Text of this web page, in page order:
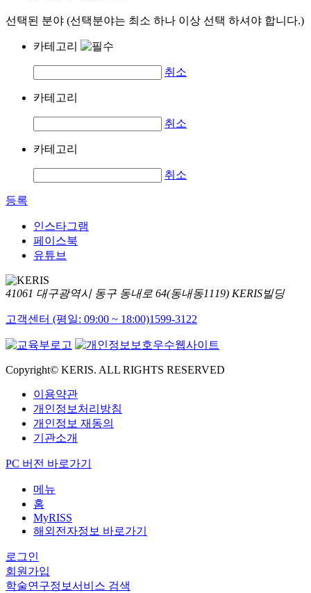
선택된 분야 (선택분야는 최소 하나 이상 선택 하셔야 합니다.)
카테고리
취소
카테고리
취소
카테고리
취소
등록
인스타그램
페이스북
유튜브
41061 대구광역시 동구 동내로 64(동내동1119) KERIS빌딩
고객센터 (평일: 09:00 ~ 18:00)1599-3122
Copyright© KERIS. ALL RIGHTS RESERVED
이용약관
개인정보처리방침
개인정보 재동의
기관소개
PC 버전 바로가기
메뉴
홈
MyRISS
해외전자정보 바로가기
로그인
회원가입
학술연구정보서비스 검색